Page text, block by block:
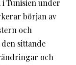
Tunisien under
början av
och
sittande
och